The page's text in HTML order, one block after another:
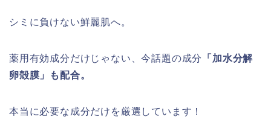
シミに負けない鮮麗肌へ。
薬用有効成分だけじゃない、今話題の成分
「加水分解
卵殻膜」も配合。
本当に必要な成分だけを厳選しています！